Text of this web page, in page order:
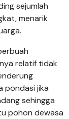
sejumlah
menarik
relatif tidak
pondasi jika
sehingga
pohon dewasa